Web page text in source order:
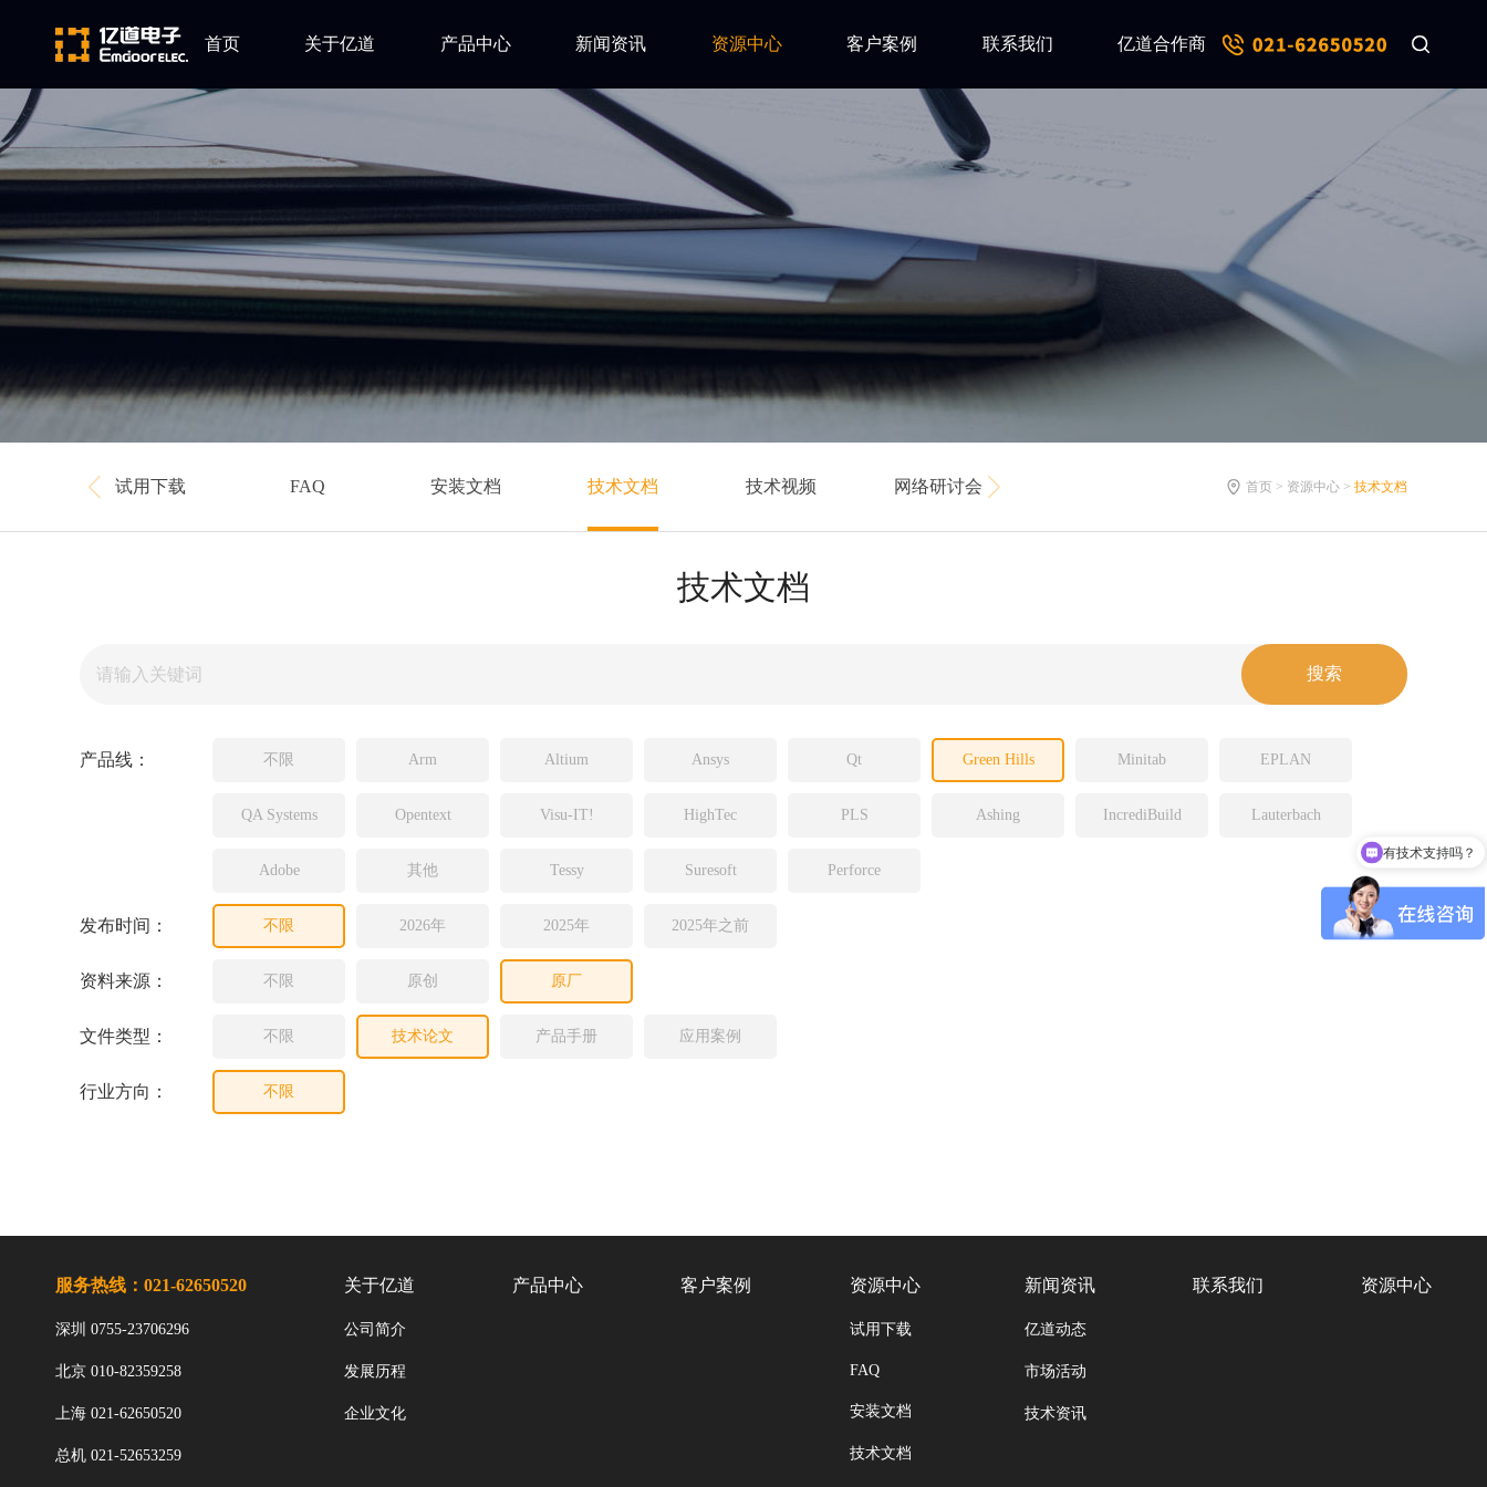
首页 关于亿道
企业文化
产品中心
Ansys
Qt
Green Hills
Minitab
Visu-IT
Source Insight
Incredibuild
新闻资讯
亿道动态
市场活动
资源中心
安装文档
技术文档
网络研讨会
客户案例 联系我们 亿道合作商
试用下载 FAQ 安装文档 技术文档 技术视频 网络研讨会 首页 > 资源中心 > 技术文档
技术文档
产品线： 不限 Arm Altium Ansys Qt Green Hills Minitab EPLAN
QA Systems Opentext Visu-IT! HighTec PLS Ashing IncrediBuild Lauterbach
Adobe 其他 Tessy Suresoft Perforce
发布时间： 不限 2026年 2025年 2025年之前
资料来源： 不限 原创 原厂
文件类型： 不限 技术论文 产品手册 应用案例
行业方向： 不限
服务热线：021-62650520
深圳 0755-23706296
北京 010-82359258
上海 021-62650520
总机 021-52653259
关于亿道
公司简介
发展历程
企业文化
产品中心 客户案例 资源中心
试用下载
FAQ
安装文档
技术文档
新闻资讯
亿道动态
市场活动
技术资讯
联系我们 资源中心
有技术支持吗？